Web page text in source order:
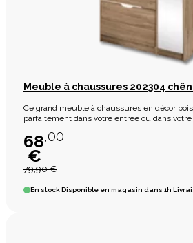
Meuble à chaussures 202304
Ce grand meuble à chaussures en décor
parfaitement dans votre entrée ou dans
68,00
€
79,90 €
En stockDisponible en magasin dans 1h